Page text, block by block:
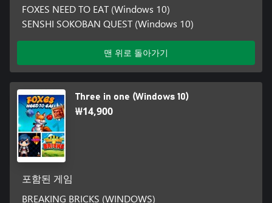
FOXES NEED TO EAT (Windows 10)
SENSHI SOKOBAN QUEST (Windows 10)
맨 위로 돌아가기
Three in one (Windows 10)
₩14,900
포함된 게임
BREAKING BRICKS (WINDOWS)